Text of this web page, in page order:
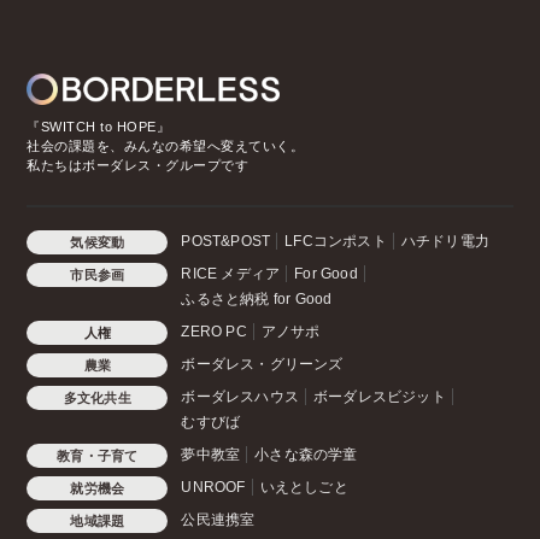
『SWITCH to HOPE』
社会の課題を、みんなの希望へ変えていく。
私たちはボーダレス・グループです
気候変動 POST&POST LFCコンポスト ハチドリ電力
市民参画 RICE メディア
For Good
ふるさと納税 for Good
人権 ZERO PC アノサポ
農業 ボーダレス・グリーンズ
多文化共生 ボーダレスハウス
ボーダレスビジット
むすびば
教育・子育て 夢中教室 小さな森の学童
就労機会 UNROOF いえとしごと
地域課題 公民連携室